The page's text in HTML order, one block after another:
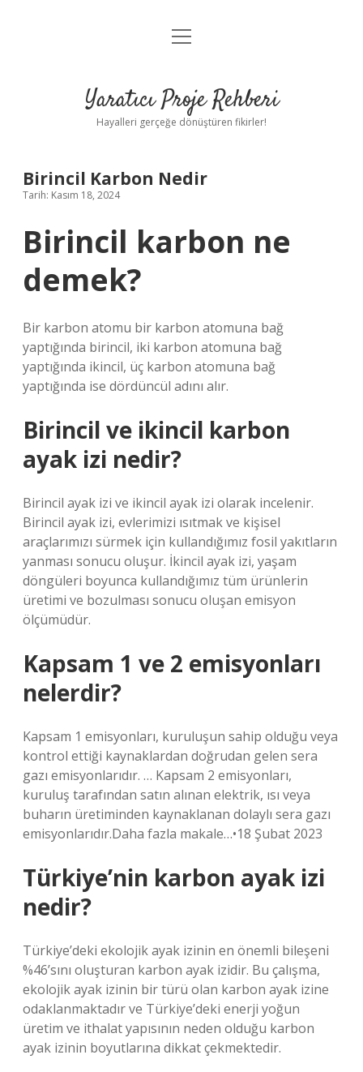
Anasayfa
Yasal Uyarı
menüyü
Yaratıcı Proje Rehberi
Hayalleri gerçeğe dönüştüren fikirler!
Birincil Karbon Nedir
Tarih: Kasım 18, 2024
Birincil karbon ne
demek?
Bir karbon atomu bir karbon atomuna bağ
yaptığında birincil, iki karbon atomuna bağ
yaptığında ikincil, üç karbon atomuna bağ
yaptığında ise dördüncül adını alır.
Birincil ve ikincil karbon
ayak izi nedir?
Birincil ayak izi ve ikincil ayak izi olarak incelenir.
Birincil ayak izi, evlerimizi ısıtmak ve kişisel
araçlarımızı sürmek için kullandığımız fosil yakıtların
yanması sonucu oluşur. İkincil ayak izi, yaşam
döngüleri boyunca kullandığımız tüm ürünlerin
üretimi ve bozulması sonucu oluşan emisyon
ölçümüdür.
Kapsam 1 ve 2 emisyonları
nelerdir?
Kapsam 1 emisyonları, kuruluşun sahip olduğu veya
kontrol ettiği kaynaklardan doğrudan gelen sera
gazı emisyonlarıdır. … Kapsam 2 emisyonları,
kuruluş tarafından satın alınan elektrik, ısı veya
buharın üretiminden kaynaklanan dolaylı sera gazı
emisyonlarıdır.Daha fazla makale…•18 Şubat 2023
Türkiye’nin karbon ayak izi
nedir?
Türkiye’deki ekolojik ayak izinin en önemli bileşeni
%46’sını oluşturan karbon ayak izidir. Bu çalışma,
ekolojik ayak izinin bir türü olan karbon ayak izine
odaklanmaktadır ve Türkiye’deki enerji yoğun
üretim ve ithalat yapısının neden olduğu karbon
ayak izinin boyutlarına dikkat çekmektedir.